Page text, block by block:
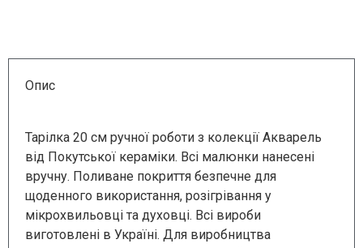
Опис
Тарілка 20 см ручної роботи з колекції Акварель
від Покутської кераміки. Всі малюнки нанесені
вручну. Поливане покриття безпечне для
щоденного використання, розігрівання у
мікрохвильовці та духовці. Всі вироби
виготовлені в Україні. Для виробництва